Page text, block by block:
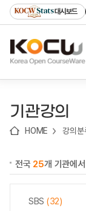
기
기
기
content)
가
대시보드
기관강의
HOME 강의분
전국 25개 기관에
SBS (32)